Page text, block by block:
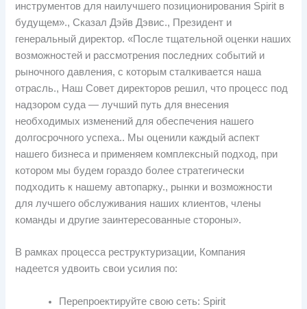
инструментов для наилучшего позиционирования Spirit в
будущем»., Сказал Дэйв Дэвис., Президент и
генеральный директор. «После тщательной оценки наших
возможностей и рассмотрения последних событий и
рыночного давления, с которым сталкивается наша
отрасль., Наш Совет директоров решил, что процесс под
надзором суда — лучший путь для внесения
необходимых изменений для обеспечения нашего
долгосрочного успеха.. Мы оценили каждый аспект
нашего бизнеса и применяем комплексный подход, при
котором мы будем гораздо более стратегически
подходить к нашему автопарку., рынки и возможности
для лучшего обслуживания наших клиентов, члены
команды и другие заинтересованные стороны».
В рамках процесса реструктуризации, Компания
надеется удвоить свои усилия по:
Перепроектируйте свою сеть: Spirit